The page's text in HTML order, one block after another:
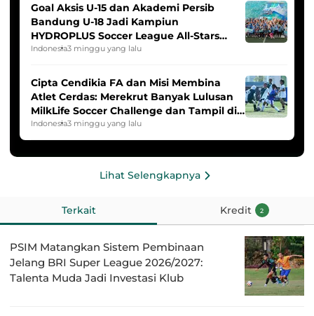
Goal Aksis U-15 dan Akademi Persib
Bandung U-18 Jadi Kampiun
HYDROPLUS Soccer League All-Stars
2025/2026
Indonesia3 minggu yang lalu
Cipta Cendikia FA dan Misi Membina
Atlet Cerdas: Merekrut Banyak Lulusan
MilkLife Soccer Challenge dan Tampil di
HYDROPLUS Soccer League
Indonesia3 minggu yang lalu
Lihat Selengkapnya
Terkait Kredit 2
PSIM Matangkan Sistem Pembinaan
Jelang BRI Super League 2026/2027:
Talenta Muda Jadi Investasi Klub